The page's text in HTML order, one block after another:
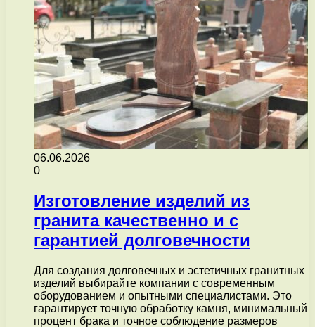
06.06.2026
0
Изготовление изделий из
гранита качественно и с
гарантией долговечности
Для создания долговечных и эстетичных гранитных
изделий выбирайте компании с современным
оборудованием и опытными специалистами. Это
гарантирует точную обработку камня, минимальный
процент брака и точное соблюдение размеров